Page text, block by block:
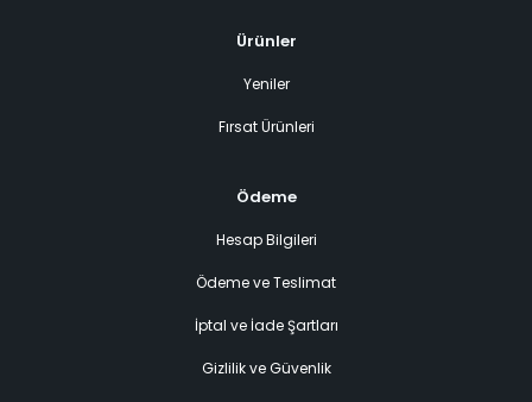
Ürünler
Yeniler
Fırsat Ürünleri
Ödeme
Hesap Bilgileri
Ödeme ve Teslimat
İptal ve İade Şartları
Gizlilik ve Güvenlik